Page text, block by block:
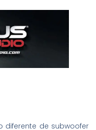
diferente de subwoofer